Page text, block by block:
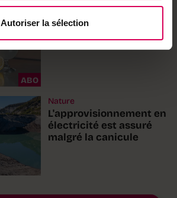
Autoriser la sélection
ABO
Terroir
À Bex, cette limonade
apporte une fraîcheur
bienvenue
Nature
L'approvisionnement en
électricité est assuré
malgré la canicule